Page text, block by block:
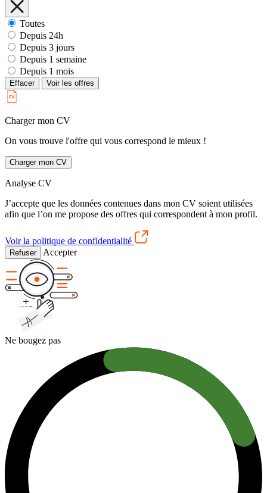
Toutes
Depuis 24h
Depuis 3 jours
Depuis 1 semaine
Depuis 1 mois
Effacer Voir les offres
Charger mon CV
On vous trouve l'offre qui vous correspond le mieux !
Charger mon CV
Analyse CV
J’accepte que les données contenues dans mon CV soient utilisées
afin que l’on me propose des offres qui correspondent à mon profil.
Voir la politique de confidentialité
Refuser Accepter
Ne bougez pas